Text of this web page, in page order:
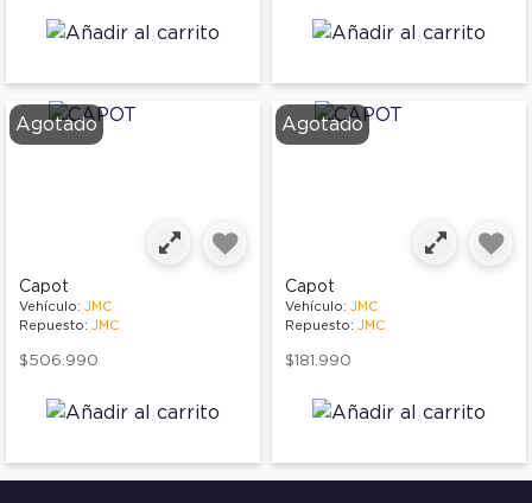
Agotado
Capot
Vehículo: JMC
Repuesto: JMC
$506.990
Agotado
Capot
Vehículo: JMC
Repuesto: JMC
$181.990